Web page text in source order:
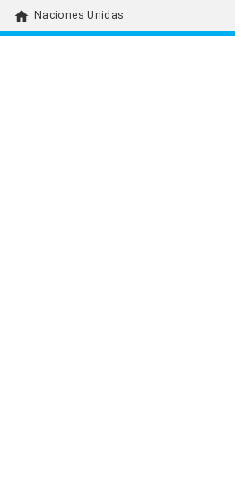
home Naciones Unidas